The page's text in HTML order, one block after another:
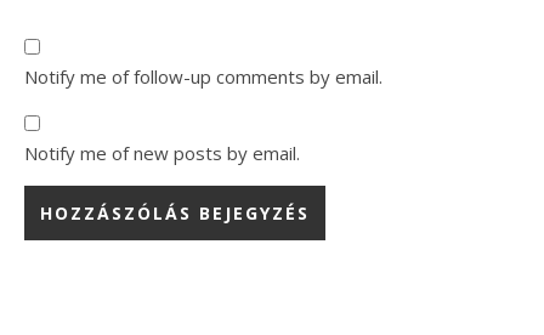
Notify me of follow-up comments by email.
Notify me of new posts by email.